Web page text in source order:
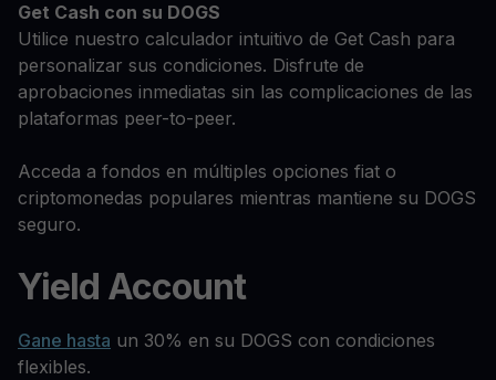
Get Cash con su DOGS
Utilice nuestro calculador intuitivo de Get Cash para
personalizar sus condiciones. Disfrute de
aprobaciones inmediatas sin las complicaciones de las
plataformas peer-to-peer.
Acceda a fondos en múltiples opciones fiat o
criptomonedas populares mientras mantiene su DOGS
seguro.
Yield Account
Gane hasta un 30% en su DOGS con condiciones
flexibles.